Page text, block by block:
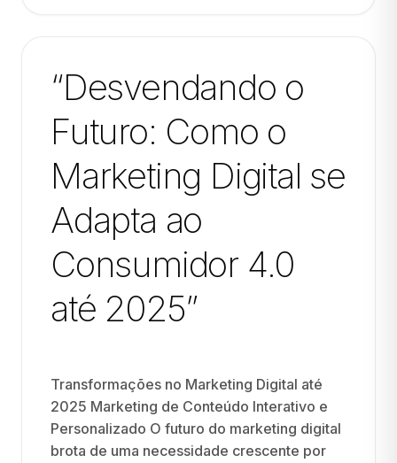
“Desvendando o
Futuro: Como o
Marketing Digital se
Adapta ao
Consumidor 4.0
até 2025”
Transformações no Marketing Digital até
2025 Marketing de Conteúdo Interativo e
Personalizado O futuro do marketing digital
brota de uma necessidade crescente por